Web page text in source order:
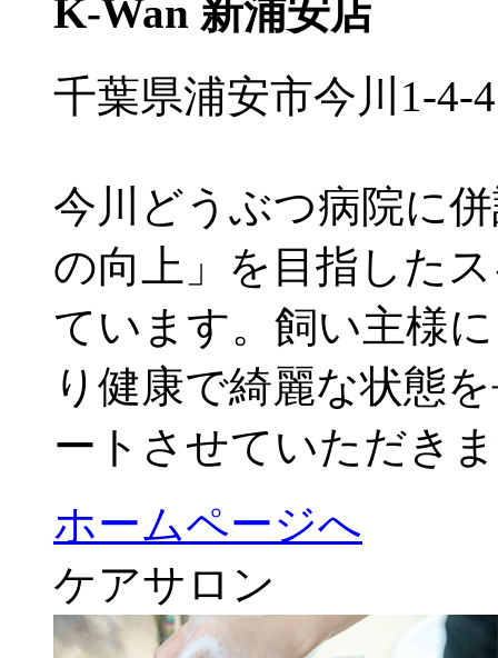
K-Wan 新浦安店
千葉県浦安市今川1-4-
今川どうぶつ病院に
の向上」を目指した
ています。飼い主様
り健康で綺麗な状態
ートさせていただき
ホームページへ
ケアサロン